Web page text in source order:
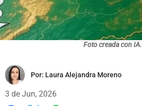
Foto creada con IA.
Por: Laura Alejandra Moreno
3 de Jun, 2026